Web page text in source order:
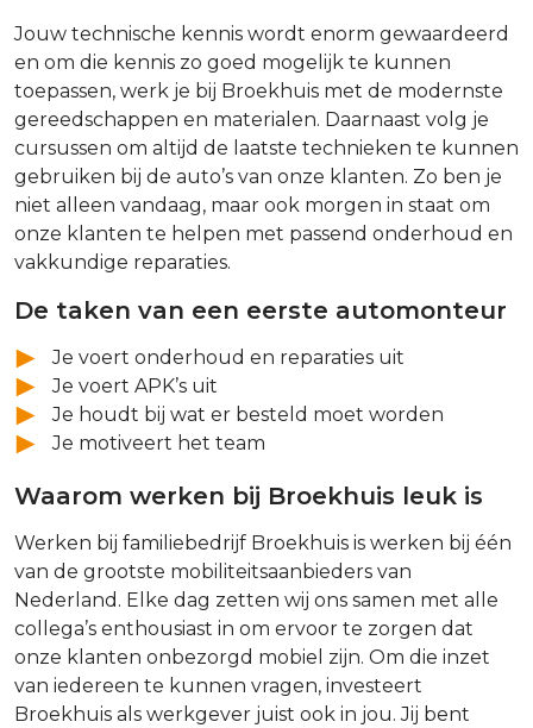
Jouw technische kennis wordt enorm gewaardeerd
en om die kennis zo goed mogelijk te kunnen
toepassen, werk je bij Broekhuis met de modernste
gereedschappen en materialen. Daarnaast volg je
cursussen om altijd de laatste technieken te kunnen
gebruiken bij de auto’s van onze klanten. Zo ben je
niet alleen vandaag, maar ook morgen in staat om
onze klanten te helpen met passend onderhoud en
vakkundige reparaties.
De taken van een eerste automonteur
Je voert onderhoud en reparaties uit
Je voert APK’s uit
Je houdt bij wat er besteld moet worden
Je motiveert het team
Waarom werken bij Broekhuis leuk is
Werken bij familiebedrijf Broekhuis is werken bij één
van de grootste mobiliteitsaanbieders van
Nederland. Elke dag zetten wij ons samen met alle
collega’s enthousiast in om ervoor te zorgen dat
onze klanten onbezorgd mobiel zijn. Om die inzet
van iedereen te kunnen vragen, investeert
Broekhuis als werkgever juist ook in jou. Jij bent